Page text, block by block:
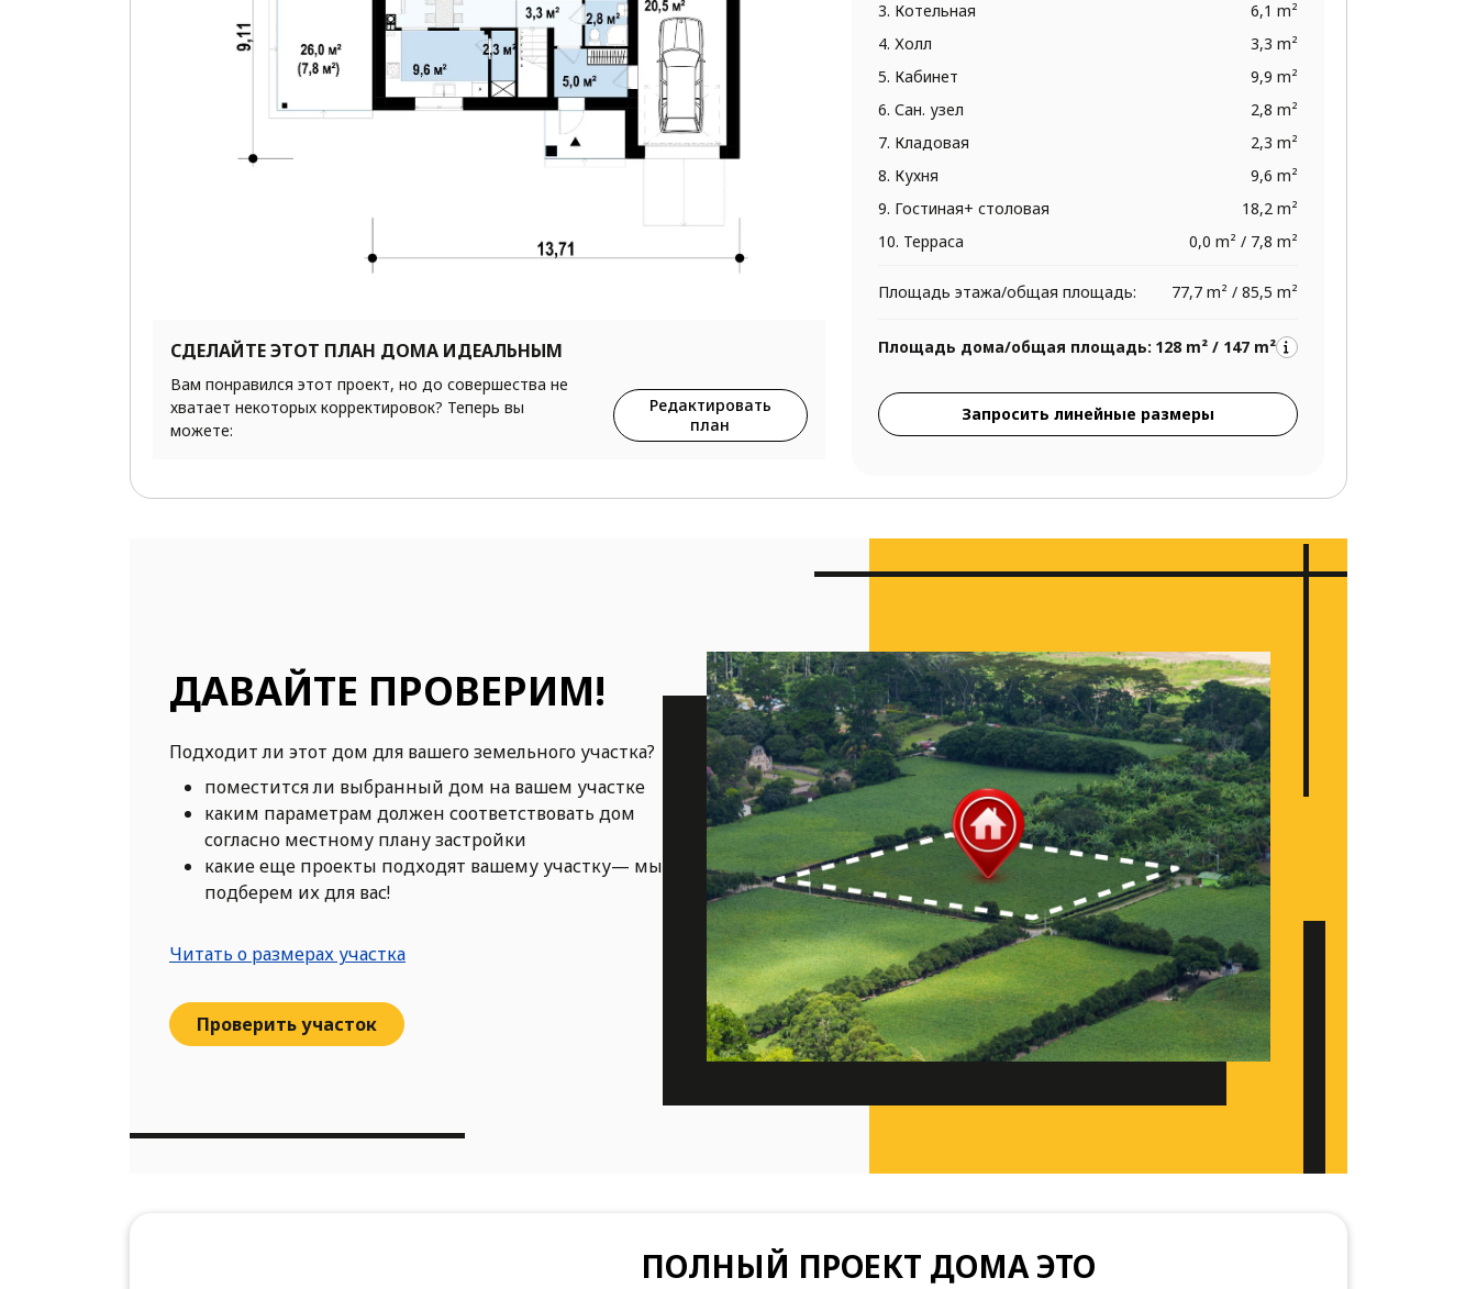
СДЕЛАЙТЕ ЭТОТ ПЛАН ДОМА ИДЕАЛЬНЫМ
Вам понравился этот проект, но до совершества не
хватает некоторых корректировок? Теперь вы
можете:
Редактировать
план
3. Котельная
6,1 m²
4. Холл
3,3 m²
5. Кабинет
9,9 m²
6. Сан. узел
2,8 m²
7. Кладовая
2,3 m²
8. Кухня
9,6 m²
9. Гостиная+ столовая
18,2 m²
10. Терраса
0,0 m² / 7,8 m²
Площадь этажа/общая площадь: 77,7 m² / 85,5 m²
Площадь дома/общая площадь: 128 m² / 147 m²
Запросить линейные размеры
ДАВАЙТЕ ПРОВЕРИМ!
Подходит ли этот дом для вашего земельного участка?
поместится ли выбранный дом на вашем участке
каким параметрам должен соответствовать дом
согласно местному плану застройки
какие еще проекты подходят вашему участку— мы
подберем их для вас!
Читать о размерах участка
Проверить участок
ПОЛНЫЙ ПРОЕКТ ДОМА ЭТО